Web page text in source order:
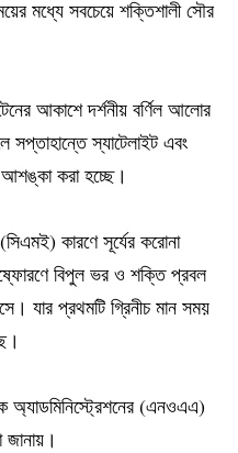
মধ্যে সবচেয়ে শক্তিশালী সৌর
আকাশে দর্শনীয় বর্ণিল আলোর
সপ্তাহান্তে স্যাটেলাইট এবং
আশঙ্কা করা হচ্ছে।
কারণে সূর্যের করোনা
বিপুল ভর ও শক্তি প্রবল
যার প্রথমটি গ্রিনীচ মান সময়
অ্যাডমিনিস্ট্রেশনের (এনওএএ)
জানায়।